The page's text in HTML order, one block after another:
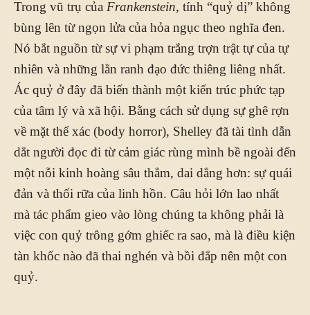
Trong vũ trụ của Frankenstein, tính “quỷ dị” không
bùng lên từ ngọn lửa của hỏa ngục theo nghĩa đen.
Nó bắt nguồn từ sự vi phạm trắng trợn trật tự của tự
nhiên và những lằn ranh đạo đức thiêng liêng nhất.
Ác quỷ ở đây đã biến thành một kiến trúc phức tạp
của tâm lý và xã hội. Bằng cách sử dụng sự ghê rợn
về mặt thể xác (body horror), Shelley đã tài tình dẫn
dắt người đọc đi từ cảm giác rùng mình bề ngoài đến
một nỗi kinh hoàng sâu thẳm, dai dẳng hơn: sự quái
đản và thối rữa của linh hồn. Câu hỏi lớn lao nhất
mà tác phẩm gieo vào lòng chúng ta không phải là
việc con quỷ trông gớm ghiếc ra sao, mà là điều kiện
tàn khốc nào đã thai nghén và bồi đắp nên một con
quỷ.